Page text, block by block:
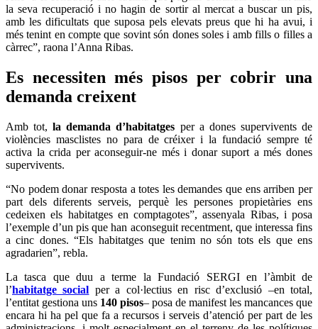
la seva recuperació i no hagin de sortir al mercat a buscar un pis,
amb les dificultats que suposa pels elevats preus que hi ha avui, i
més tenint en compte que sovint són dones soles i amb fills o filles a
càrrec”, raona l’Anna Ribas.
Es necessiten més pisos per cobrir una
demanda creixent
Amb tot,la demanda d’habitatges per a dones supervivents de
violències masclistes no para de créixer i la fundació sempre té
activa la crida per aconseguir-ne més i donar suport a més dones
supervivents.
“No podem donar resposta a totes les demandes que ens arriben per
part dels diferents serveis, perquè les persones propietàries ens
cedeixen els habitatges en comptagotes”, assenyala Ribas, i posa
l’exemple d’un pis que han aconseguit recentment, que interessa fins
a cinc dones. “Els habitatges que tenim no són tots els que ens
agradarien”, rebla.
La tasca que duu a terme la Fundació SERGI en l’àmbit de
l’habitatge social per a col·lectius en risc d’exclusió –en total,
l’entitat gestiona uns 140 pisos– posa de manifest les mancances que
encara hi ha pel que fa a recursos i serveis d’atenció per part de les